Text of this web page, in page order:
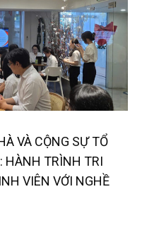
VÀ CỘNG SỰ TỔ
HÀNH TRÌNH TRI
VIÊN VỚI NGHỀ